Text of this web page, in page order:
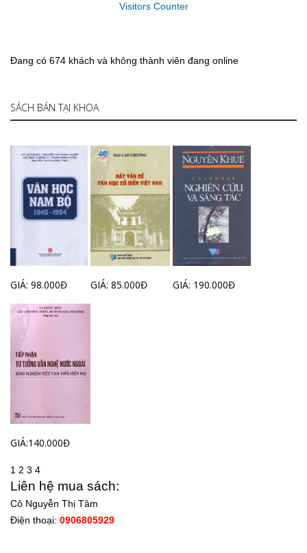
Visitors Counter
Đang có 674 khách và không thành viên đang online
SÁCH BÁN TẠI KHOA
GIÁ: 98.000Đ GIÁ: 85.000Đ GIÁ: 190.000Đ
GIÁ:140.000Đ
1 2 3 4
Liên hệ mua sách:
Cô Nguyễn Thị Tâm
Điện thoại: 0906805929